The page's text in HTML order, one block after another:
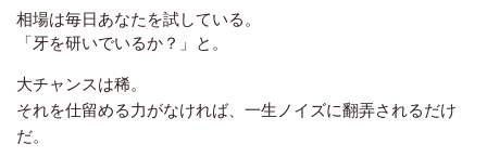
相場は毎日あなたを試している。
「牙を研いでいるか？」と。
大チャンスは稀。
それを仕留める力がなければ、一生ノイズに翻弄されるだけ
だ。